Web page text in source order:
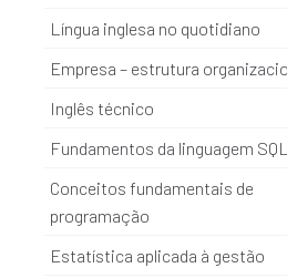
Língua inglesa no quotidiano
Empresa – estrutura
Inglês técnico
Fundamentos da linguagem SQL
Conceitos fundamentais de
programação
Estatística aplicada à gestão